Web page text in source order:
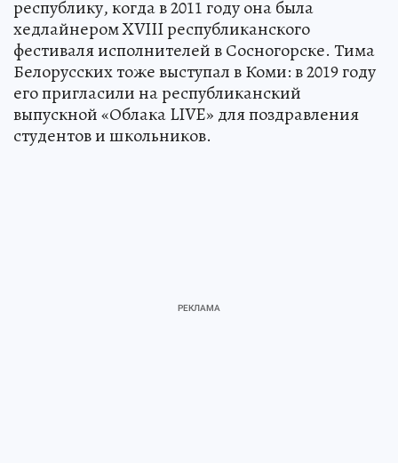
республику, когда в 2011 году она была
хедлайнером XVIII республиканского
фестиваля исполнителей в Сосногорске. Тима
Белорусских тоже выступал в Коми: в 2019 году
его пригласили на республиканский
выпускной «Облака LIVE» для поздравления
студентов и школьников.